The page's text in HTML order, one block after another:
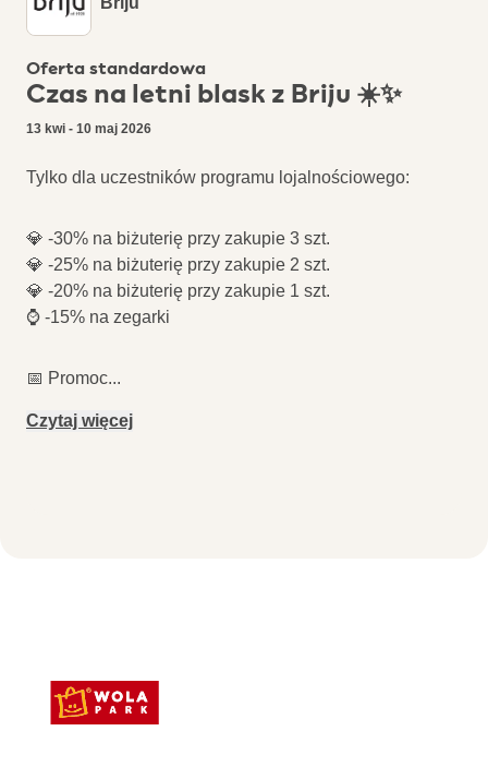
Oferta standardowa
Czas na letni blask z Briju ☀️✨
13 kwi - 10 maj 2026
Tylko dla uczestników programu lojalnościowego:
💎 -30% na biżuterię przy zakupie 3 szt.
💎 -25% na biżuterię przy zakupie 2 szt.
💎 -20% na biżuterię przy zakupie 1 szt.
⌚ -15% na zegarki
📅 Promoc...
Czytaj więcej